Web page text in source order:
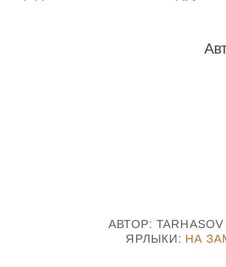
АВТОР:
ЯРЛЫКИ: НА